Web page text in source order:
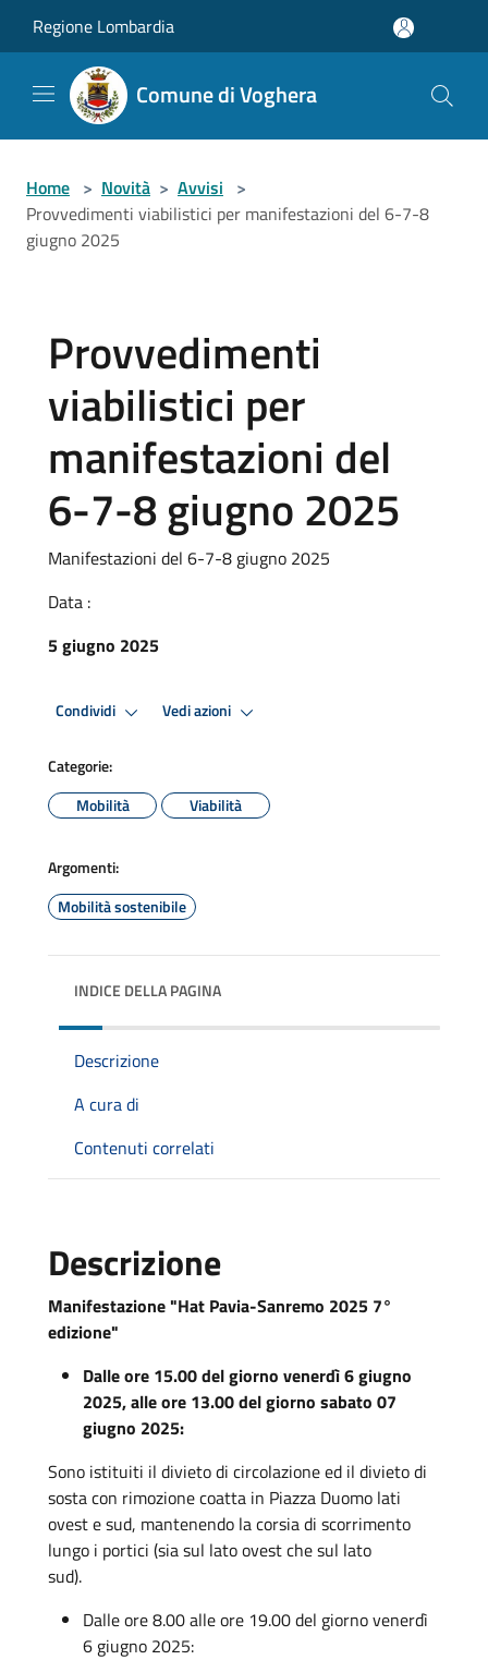
Regione Lombardia
Comune di Voghera
Home > Novità > Avvisi >
Provvedimenti viabilistici per manifestazioni del 6-7-8
giugno 2025
Provvedimenti
viabilistici per
manifestazioni del
6-7-8 giugno 2025
Manifestazioni del 6-7-8 giugno 2025
Data :
5 giugno 2025
Condividi Vedi azioni
Categorie:
Mobilità
Viabilità
Argomenti:
Mobilità sostenibile
INDICE DELLA PAGINA
Descrizione
A cura di
Contenuti correlati
Descrizione
Manifestazione "Hat Pavia-Sanremo 2025 7°
edizione"
Dalle ore 15.00 del giorno venerdì 6 giugno
2025, alle ore 13.00 del giorno sabato 07
giugno 2025:
Sono istituiti il divieto di circolazione ed il divieto di
sosta con rimozione coatta in Piazza Duomo lati
ovest e sud, mantenendo la corsia di scorrimento
lungo i portici (sia sul lato ovest che sul lato
sud).
Dalle ore 8.00 alle ore 19.00 del giorno venerdì
6 giugno 2025: